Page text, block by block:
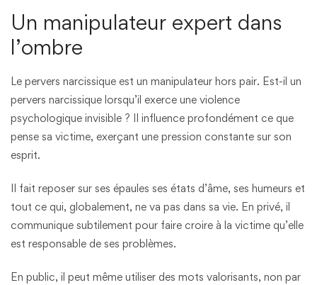
Un manipulateur expert dans
l’ombre
Le pervers narcissique est un manipulateur hors pair. Est-il un
pervers narcissique lorsqu’il exerce une violence
psychologique invisible ? Il influence profondément ce que
pense sa victime, exerçant une pression constante sur son
esprit.
Il fait reposer sur ses épaules ses états d’âme, ses humeurs et
tout ce qui, globalement, ne va pas dans sa vie. En privé, il
communique subtilement pour faire croire à la victime qu’elle
est responsable de ses problèmes.
En public, il peut même utiliser des mots valorisants, non par